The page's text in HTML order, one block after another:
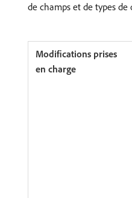
de champs et de types de